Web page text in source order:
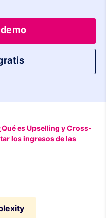
es Upselling y Cross-
los ingresos de las